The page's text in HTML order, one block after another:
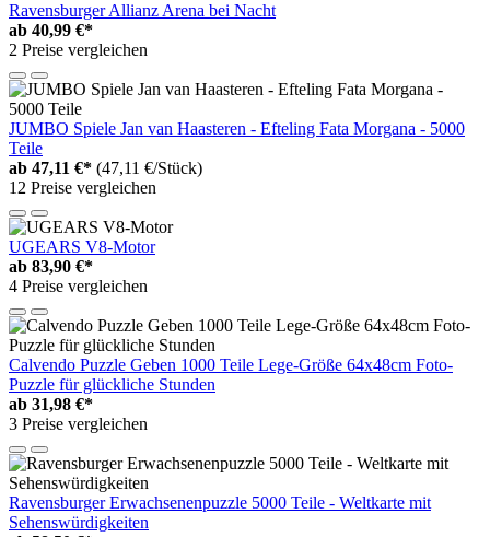
Ravensburger Allianz Arena bei Nacht
ab 40,99 €*
2 Preise vergleichen
JUMBO Spiele Jan van Haasteren - Efteling Fata Morgana - 5000
Teile
ab 47,11 €* (47,11 €/Stück)
12 Preise vergleichen
UGEARS V8-Motor
ab 83,90 €*
4 Preise vergleichen
Calvendo Puzzle Geben 1000 Teile Lege-Größe 64x48cm Foto-
Puzzle für glückliche Stunden
ab 31,98 €*
3 Preise vergleichen
Ravensburger Erwachsenenpuzzle 5000 Teile - Weltkarte mit
Sehenswürdigkeiten